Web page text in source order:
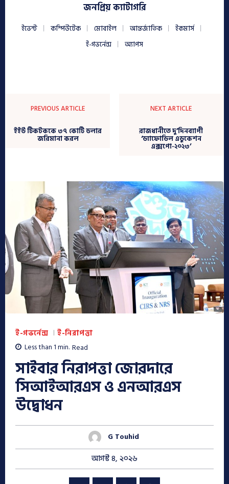
জনপ্রিয় ক্যাটাগরি
ইভেন্ট কম্পিউটেক মোবাইল আন্তর্জাতিক
ইকমার্স
ই-গভর্নেন্স
অ্যাপস
PREVIOUS ARTICLE
ইইউ টিকটককে ৩৭ কোটি ডলার
জরিমানা করল
NEXT ARTICLE
রাজধানীতে দু’দিনব্যাপী
‘ড্যাফোডিল এডুকেশন
এক্সপো-২০২৩’